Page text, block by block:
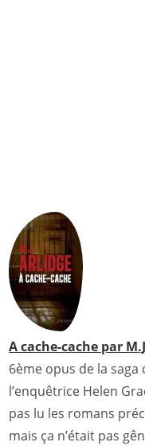
A cache-cache par
6ème opus de la saga
l’enquêtrice Helen
pas lu les romans
mais ça n’était pas